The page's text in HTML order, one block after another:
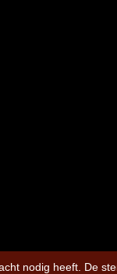
nodig heeft. De